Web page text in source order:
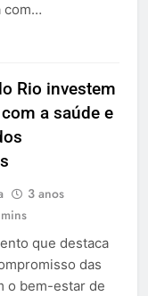
com…
Rio investem
a saúde e
3 anos
que destaca
das
o bem-estar de